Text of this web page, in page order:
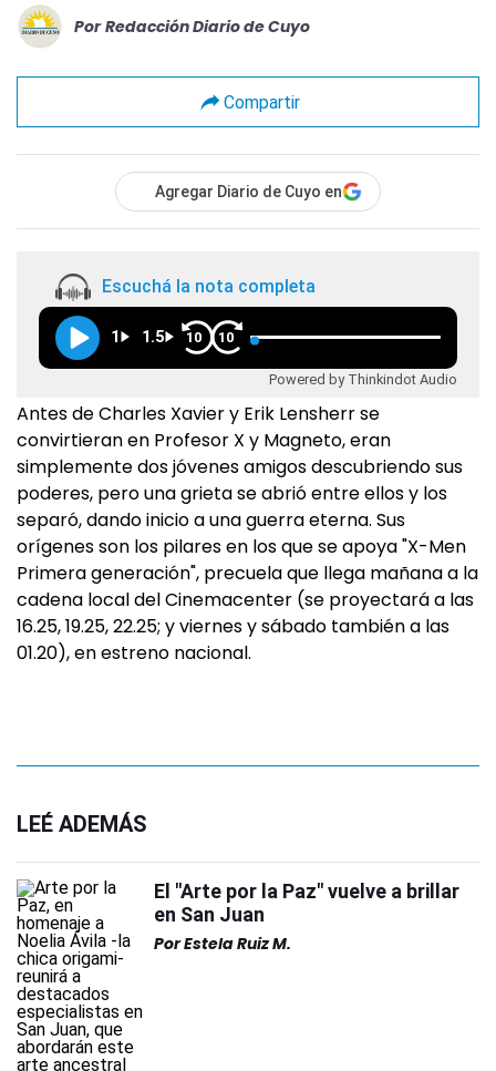
Por Redacción Diario de Cuyo
Compartir
Agregar Diario de Cuyo en
Escuchá la nota completa
1 1.5 10 10
Powered by Thinkindot Audio
Antes de Charles Xavier y Erik Lensherr se
convirtieran en Profesor X y Magneto, eran
simplemente dos jóvenes amigos descubriendo sus
poderes, pero una grieta se abrió entre ellos y los
separó, dando inicio a una guerra eterna. Sus
orígenes son los pilares en los que se apoya "X-Men
Primera generación", precuela que llega mañana a la
cadena local del Cinemacenter (se proyectará a las
16.25, 19.25, 22.25; y viernes y sábado también a las
01.20), en estreno nacional.
LEÉ ADEMÁS
El "Arte por la Paz" vuelve a brillar
en San Juan
PorEstela Ruiz M.